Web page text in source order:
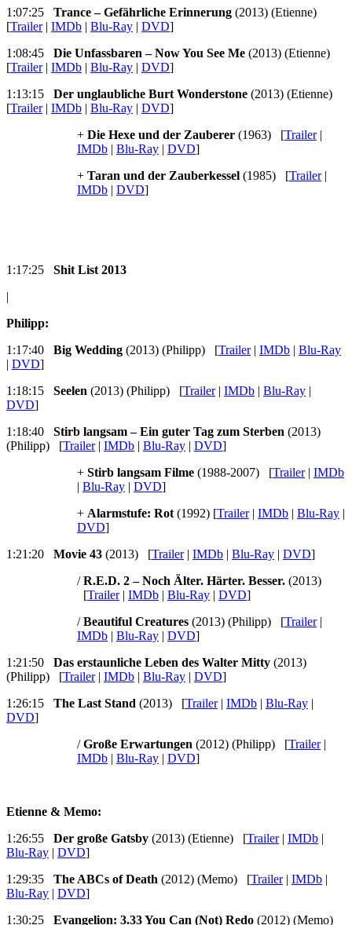
1:07:25 Trance – Gefährliche Erinnerung (2013) (Etienne)
[Trailer| IMDb | Blu-Ray | DVD]
1:08:45 Die Unfassbaren – Now You See Me (2013) (Etienne)
[Trailer| IMDb | Blu-Ray | DVD]
1:13:15 Der unglaubliche Burt Wonderstone (2013) (Etienne)
[Trailer| IMDb | Blu-Ray | DVD]
+ Die Hexe und der Zauberer (1963) [Trailer|
IMDb | Blu-Ray | DVD]
+ Taran und der Zauberkessel (1985) [Trailer|
IMDb | DVD]
1:17:25 Shit List 2013
|
Philipp:
1:17:40 Big Wedding (2013) (Philipp) [Trailer| IMDb | Blu-Ray
| DVD]
1:18:15 Seelen (2013) (Philipp) [Trailer| IMDb | Blu-Ray |
DVD]
1:18:40 Stirb langsam – Ein guter Tag zum Sterben (2013)
(Philipp) [Trailer| IMDb | Blu-Ray | DVD]
+ Stirb langsam Filme (1988-2007) [Trailer| IMDb
| Blu-Ray | DVD]
+ Alarmstufe: Rot (1992) [Trailer| IMDb | Blu-Ray |
DVD]
1:21:20 Movie 43 (2013) [Trailer| IMDb | Blu-Ray | DVD]
/R.E.D. 2 – Noch Älter. Härter. Besser. (2013)
[Trailer| IMDb | Blu-Ray | DVD]
/Beautiful Creatures (2013) (Philipp) [Trailer|
IMDb | Blu-Ray | DVD]
1:21:50 Das erstaunliche Leben des Walter Mitty (2013)
(Philipp) [Trailer| IMDb | Blu-Ray | DVD]
1:26:15 The Last Stand (2013) [Trailer| IMDb | Blu-Ray |
DVD]
/Große Erwartungen (2012) (Philipp) [Trailer|
IMDb | Blu-Ray | DVD]
Etienne & Memo:
1:26:55 Der große Gatsby (2013) (Etienne) [Trailer| IMDb |
Blu-Ray | DVD]
1:29:35 The ABCs of Death (2012) (Memo) [Trailer| IMDb |
Blu-Ray | DVD]
1:30:25 Evangelion: 3.33 You Can (Not) Redo (2012) (Memo)